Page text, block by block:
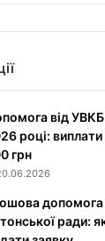
від
році: виплати
грн
допомога
ради: